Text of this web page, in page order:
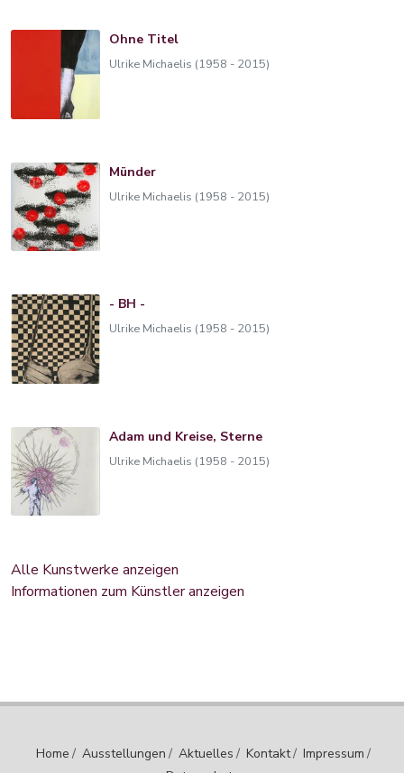
Ohne Titel
Ulrike Michaelis (1958 - 2015)
Münder
Ulrike Michaelis (1958 - 2015)
- BH -
Ulrike Michaelis (1958 - 2015)
Adam und Kreise, Sterne
Ulrike Michaelis (1958 - 2015)
Alle Kunstwerke anzeigen
Informationen zum Künstler anzeigen
Home / Ausstellungen / Aktuelles / Kontakt/ Impressum /